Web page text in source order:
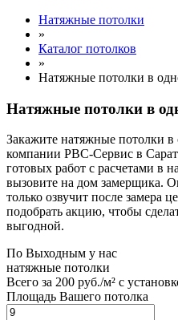
Натяжные потолки
»
Каталог потолков
»
Натяжные потолки в
Натяжные потолки в
Закажите натяжные потолки
компании РВС-Сервис в
готовых работ с расчетами в
вызовите на дом замерщика.
только озвучит после замера
подобрать акцию, чтобы
выгодной.
По Выходным у нас
натяжные потолки
Всего за 200 руб./м² с
Площадь Вашего потолка